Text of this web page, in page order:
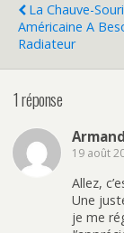
La Chauve-
Américaine A
Radiateur
1 réponse
Armand
19 août
Allez,
Une
je me